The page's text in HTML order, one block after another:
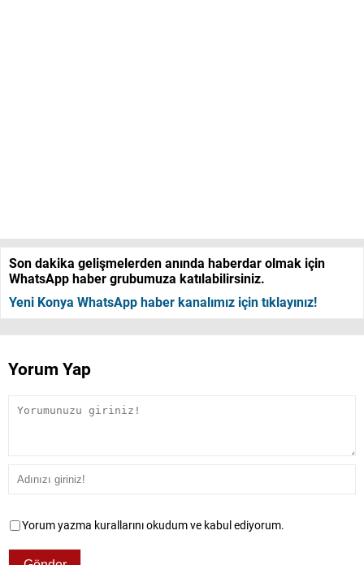
Son dakika gelişmelerden anında haberdar olmak için
WhatsApp haber grubumuza katılabilirsiniz.
Yeni Konya WhatsApp haber kanalımız için tıklayınız!
Yorum Yap
Yorum yazma kurallarını okudum ve kabul ediyorum.